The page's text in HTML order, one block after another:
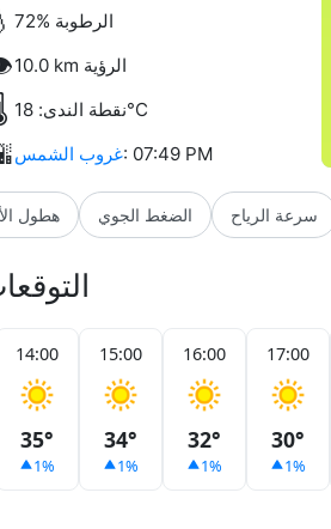
72% الرطوبة
10.0 km الرؤية
نقطة الندى: 18°C
غروب الشمس: 07:49 PM
هطول الضغط الجوي سرعة الرياح
14:00
35°
1%
15:00
34°
1%
16:00
32°
1%
17:00
30°
1%